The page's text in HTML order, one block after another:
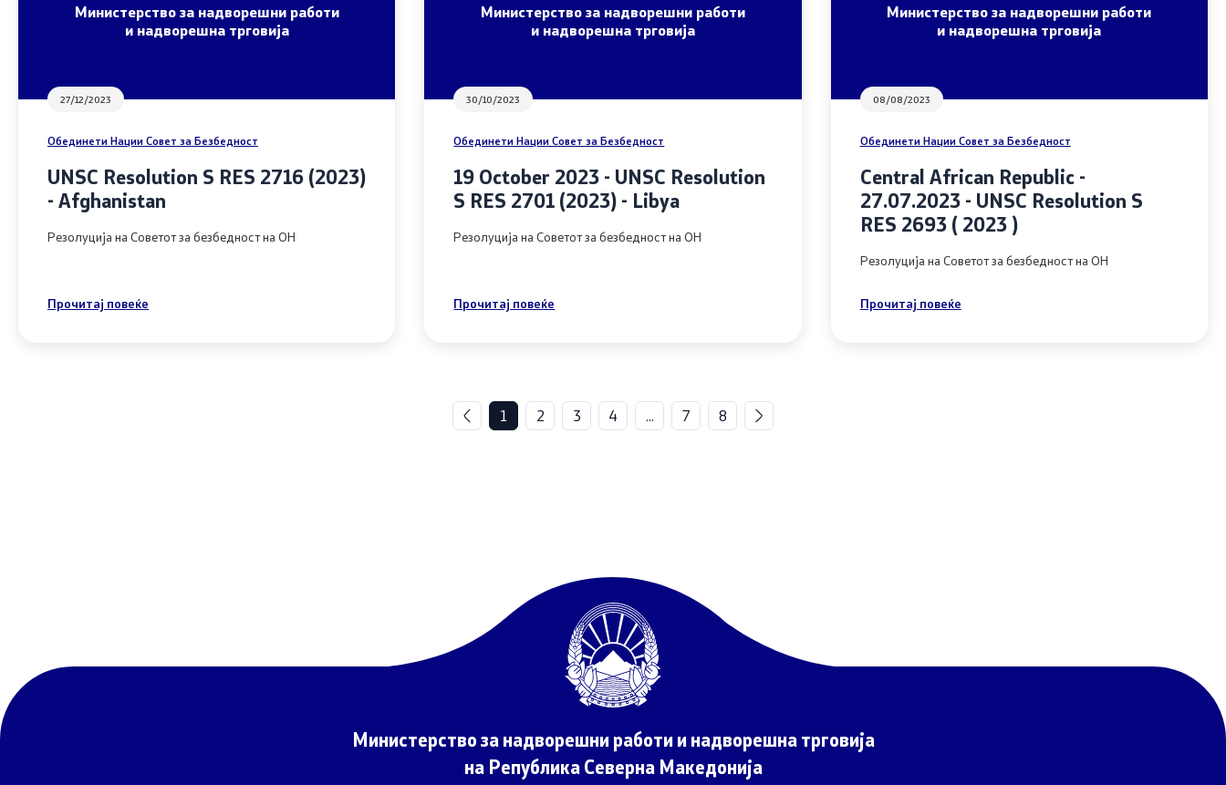
Министерство за надворешни работи
и надворешна трговија
27/12/2023
Обединети Нации Совет за Безбедност
UNSC Resolution S RES 2716 (2023)
- Afghanistan
Резолуција на Советот за безбедност на ОН
Прочитај повеќе
Министерство за надворешни работи
и надворешна трговија
30/10/2023
Обединети Нации Совет за Безбедност
19 October 2023 - UNSC Resolution
S RES 2701 (2023) - Libya
Резолуција на Советот за безбедност на ОН
Прочитај повеќе
Министерство за надворешни работи
и надворешна трговија
08/08/2023
Обединети Нации Совет за Безбедност
Central African Republic -
27.07.2023 - UNSC Resolution S
RES 2693 ( 2023 )
Резолуција на Советот за безбедност на ОН
Прочитај повеќе
1 2 3 4 ... 7 8
Министерство за надворешни работи и надворешна трговија
на Република Северна Македонија